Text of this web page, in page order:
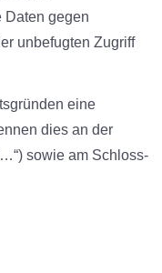
Daten gegen
unbefugten Zugriff
eine
dies an der
sowie am Schloss-